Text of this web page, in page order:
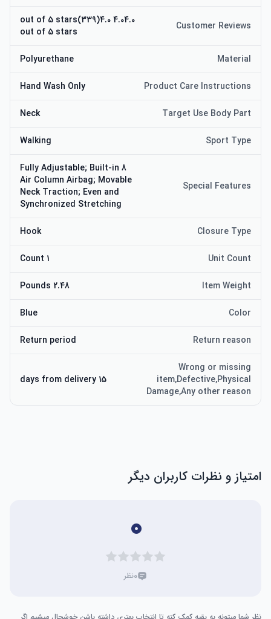
Customer Reviews
4.04.0 out of 5 stars(339)4.0
out of 5 stars
Material
Polyurethane
Product Care Instructions
Hand Wash Only
Target Use Body Part
Neck
Sport Type
Walking
Special Features
Fully Adjustable; Built-in 8
Air Column Airbag; Movable
Neck Traction; Even and
Synchronized Stretching
Closure Type
Hook
Unit Count
1 Count
Item Weight
2.48 Pounds
Color
Blue
Return reason
Return period
Wrong or missing
item,Defective,Physical
Damage,Any other reason
15 days from delivery
امتیاز و نظرات کاربران دیگر
۰
۰نظر